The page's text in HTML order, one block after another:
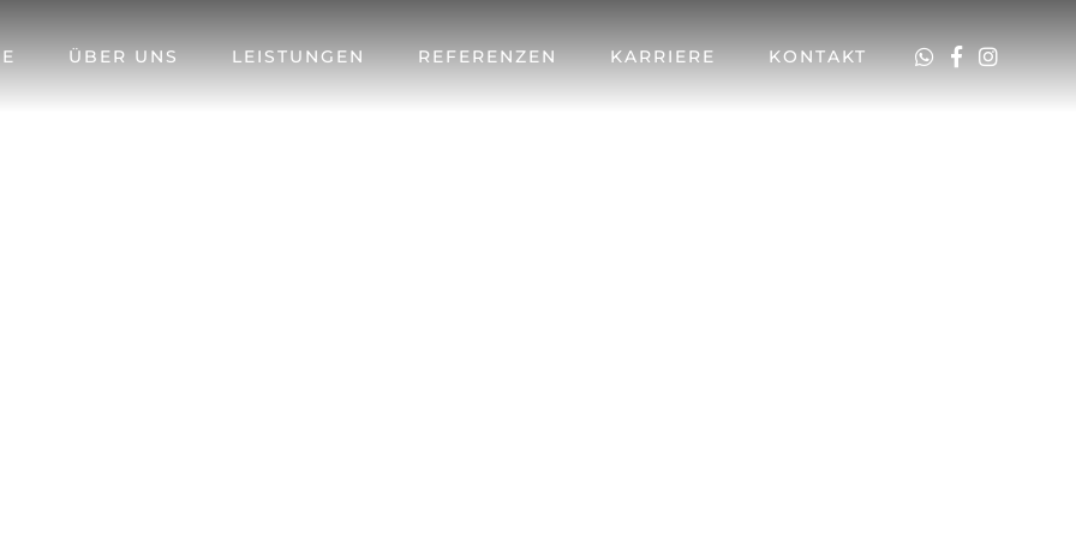
ÜBER UNS LEISTUNGEN REFERENZEN KARRIERE KONTAKT